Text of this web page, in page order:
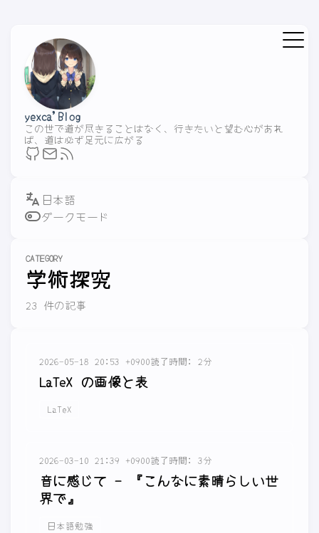
yexca'Blog
この世で道が尽きることはなく、行きたいと望む心があれ
ば、道は必ず足元に広がる
ダークモード
CATEGORY
学術探究
23 件の記事
2026-05-18 20:53 +0900読了時間: 2分
LaTeX の画像と表
LaTeX
2026-03-10 21:39 +0900読了時間: 3分
音に感じて - 『こんなに素晴らしい世
界で』
日本語勉強